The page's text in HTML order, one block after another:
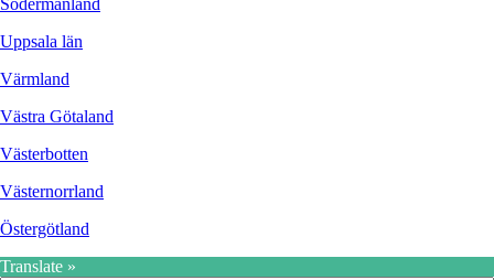
Södermanland
Uppsala län
Värmland
Västra Götaland
Västerbotten
Västernorrland
Östergötland
Translate »